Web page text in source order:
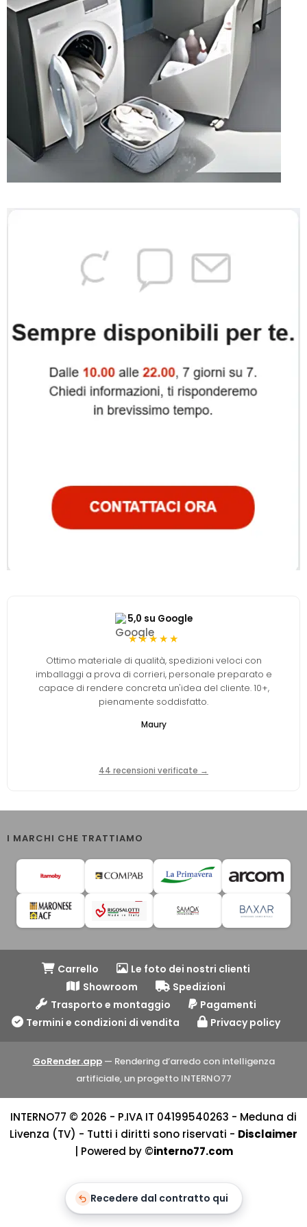
5,0 su Google
★★★★★
Ottimo materiale di qualità, spedizioni veloci con
imballaggi a prova di corrieri, personale preparato e
capace di rendere concreta un'idea del cliente. 10+,
pienamente soddisfatto.
Maury
44 recensioni verificate →
I MARCHI CHE TRATTIAMO
Carrello
Le foto dei nostri clienti
Showroom
Spedizioni
Trasporto e montaggio
Pagamenti
Termini e condizioni di vendita
Privacy policy
GoRender.app— Rendering d’arredo con intelligenza
artificiale, un progetto INTERNO77
INTERNO77 © 2026 - P.IVA IT 04199540263 - Meduna di
Livenza (TV) - Tutti i diritti sono riservati - Disclaimer
| Powered by ©interno77.com
Recedere dal contratto qui